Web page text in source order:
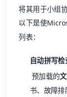
将其用于小组协
以下是使
列表：
自动拼写检
预加载的
书、故障排